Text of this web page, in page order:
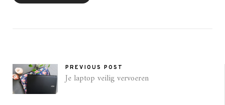
PREVIOUS POST
Je laptop veilig vervoeren